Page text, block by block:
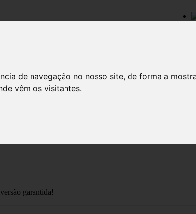
de navegação no nosso site, de forma a
vêm os visitantes.
samba, blocos e bandas de rua.
garantida!